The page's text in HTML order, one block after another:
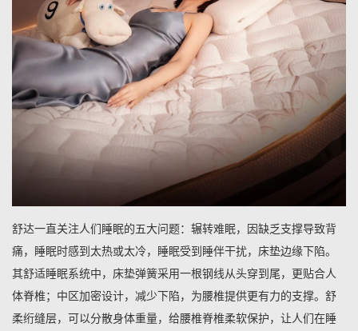
舒达一直关注人们睡眠的五大问题：辗转难眠，因缺乏支撑导致背
痛，睡眠时感到太热或太冷，睡眠受到睡伴干扰，床垫边缘下陷。
其舒适睡眠系统中，床垫弹簧采用一根钢线从头穿到尾，更贴合人
体脊椎；中区加密设计，减少下陷，为腰椎提供更有力的支撑。舒
柔绗缝层，可以分散身体重量，给腰椎脊椎柔软保护，让人们在睡